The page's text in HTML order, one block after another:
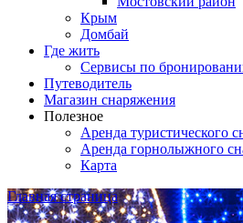
Крым
Домбай
Где жить
Сервисы по
Путеводитель
Магазин снаряжения
Полезное
Аренда туристического
Аренда горнолыжного
Карта
Главная страница